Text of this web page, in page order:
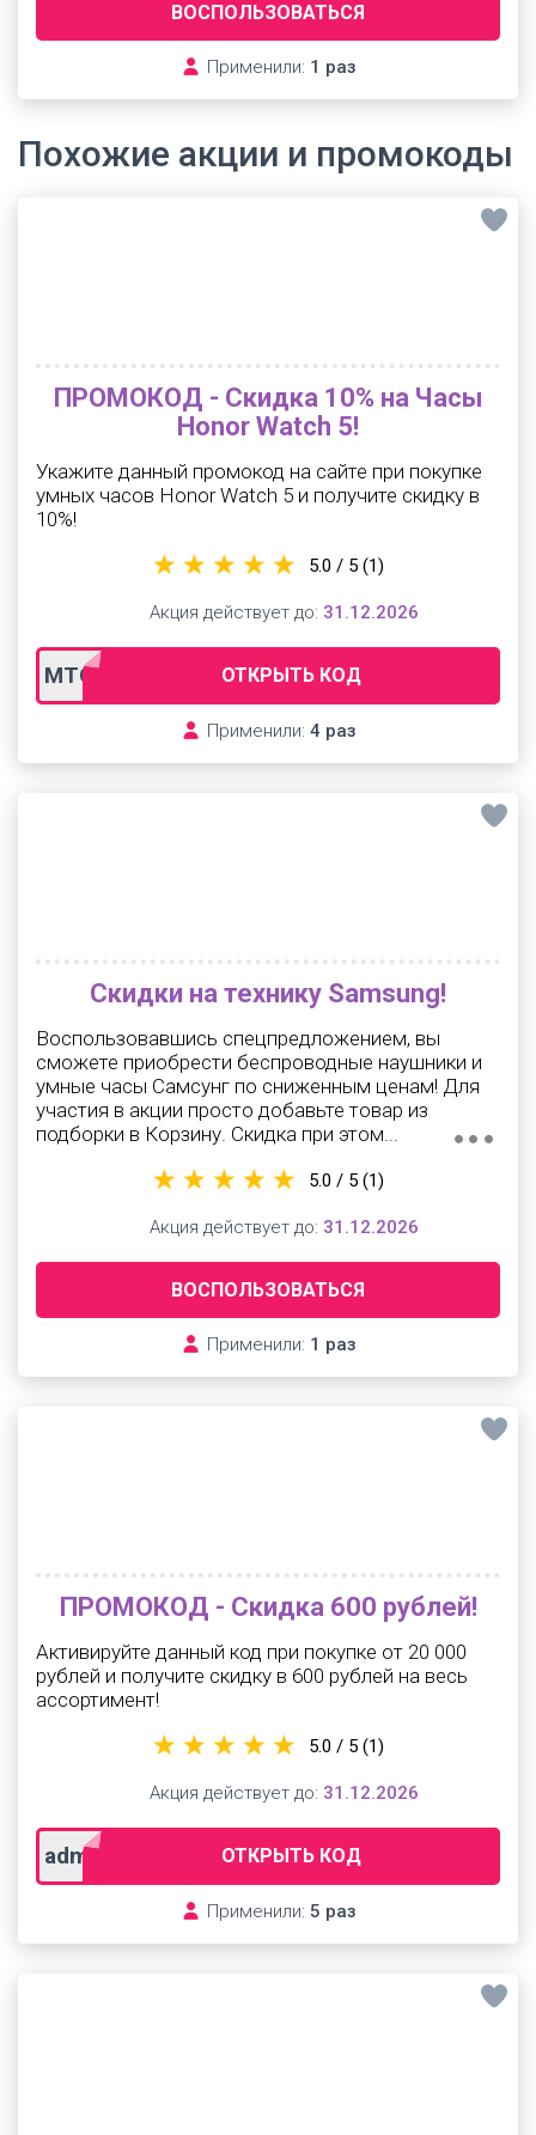
ВОСПОЛЬЗОВАТЬСЯ
Применили: 1 раз
Похожие акции и промокоды
ПРОМОКОД - Скидка 10% на Часы
Honor Watch 5!
Укажите данный промокод на сайте при покупке
умных часов Honor Watch 5 и получите скидку в
10%!
MTС10 ОТКРЫТЬ КОД
Применили: 4 раз
5.0 / 5 (1)
Акция действует до: 31.12.2026
Скидки на технику Samsung!
Воспользовавшись спецпредложением, вы
сможете приобрести беспроводные наушники и
умные часы Самсунг по сниженным ценам! Для
участия в акции просто добавьте товар из
подборки в Корзину. Скидка при этом...
ВОСПОЛЬЗОВАТЬСЯ
Применили: 1 раз
5.0 / 5 (1)
Акция действует до: 31.12.2026
ПРОМОКОД - Скидка 600 рублей!
Активируйте данный код при покупке от 20 000
рублей и получите скидку в 600 рублей на весь
ассортимент!
admi1111 ОТКРЫТЬ КОД
Применили: 5 раз
5.0 / 5 (1)
Акция действует до: 31.12.2026